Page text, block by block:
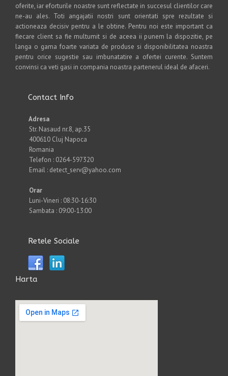
oferite, iar eforturile noastre sunt reflectate in succesul clientilor care
ne-au ales. Toti angajatii nostri sunt orientati spre rezultate si
actioneaza decisiv pentru a le obtine. Pentru noi este important ca
fiecare client sa fie multumit si de aceea ii punem la dispozitie, pe
langa o gama foarte variata de produse si disponibilitatea noastra
pentru orice sugestie sau imbunatatire a ofertei curente. Suntem
convinsi ca veti gasi in compania noastra partenerul ideal de afaceri.
Contact Info
Adresa
Str. Nasaud nr.8, ap.35
400610 Cluj Napoca
Romania
Telefon : 0264-597320
Email : detect_serv@yahoo.com
Orar
Luni-Vineri : 08:30-16:30
Sambata : 09:00-13:00
Retele Sociale
Harta